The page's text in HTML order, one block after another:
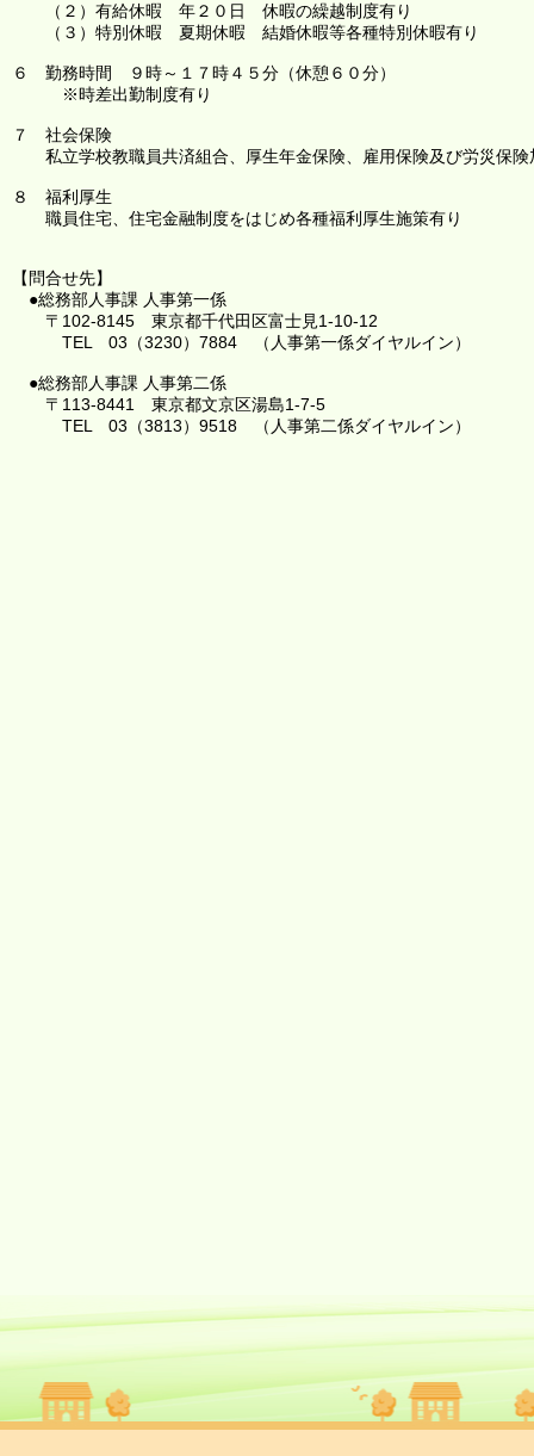
（２）有給休暇 年２０日 休暇の繰越制度有り
（３）特別休暇 夏期休暇 結婚休暇等各種特別休暇有り
６ 勤務時間 ９時～１７時４５分（休憩６０分）
※時差出勤制度有り
７ 社会保険
私立学校教職員共済組合、厚生年金保険、雇用保険及び労災保険
８ 福利厚生
職員住宅、住宅金融制度をはじめ各種福利厚生施策有り
【問合せ先】
●総務部人事課 人事第一係
〒102-8145 東京都千代田区富士見1-10-12
TEL 03（3230）7884 （人事第一係ダイヤルイン）
●総務部人事課 人事第二係
〒113-8441 東京都文京区湯島1-7-5
TEL 03（3813）9518 （人事第二係ダイヤルイン）